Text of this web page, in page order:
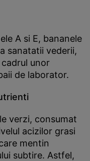
A si E, bananele
sanatatii vederii,
unor
de laborator.
verzi, consumat
acizilor grasi
mentin
subtire. Astfel,